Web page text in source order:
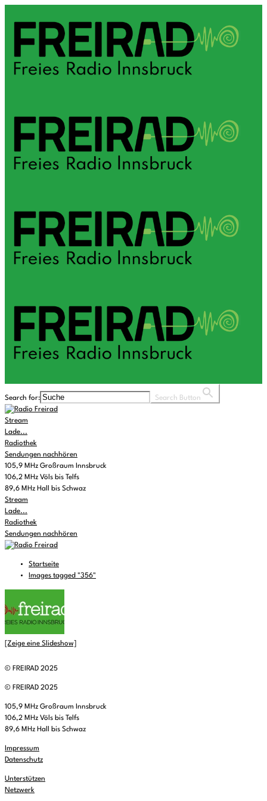
Search for: Search Button
Stream
Lade...
Radiothek
Sendungen nachhören
105,9 MHz Großraum Innsbruck
106,2 MHz Völs bis Telfs
89,6 MHz Hall bis Schwaz
Stream
Lade...
Radiothek
Sendungen nachhören
Startseite
Images tagged "356"
[Zeige eine Slideshow]
© FREIRAD 2025
© FREIRAD 2025
105,9 MHz Großraum Innsbruck
106,2 MHz Völs bis Telfs
89,6 MHz Hall bis Schwaz
Impressum
Datenschutz
Unterstützen
Netzwerk